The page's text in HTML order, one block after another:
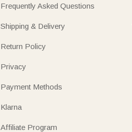
Frequently Asked Questions
Shipping & Delivery
Return Policy
Privacy
Payment Methods
Klarna
Affiliate Program